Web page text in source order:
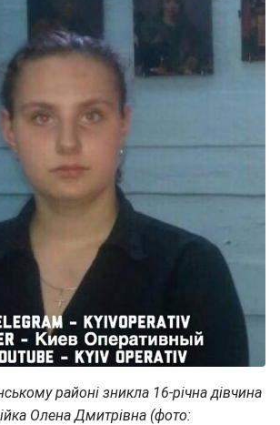
районі зникла 16-річна дівчина
Олена Дмитрівна (фото: